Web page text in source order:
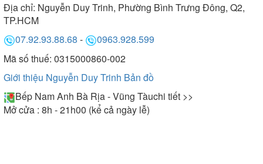
Địa chỉ: Nguyễn Duy Trinh, Phường Bình Trưng Đông, Q2,
TP.HCM
07.92.93.88.68 -
0963.928.599
Mã số thuế: 0315000860-002
Giới thiệu Nguyễn Duy Trinh Bản đồ
Bếp Nam Anh Bà Rịa - Vũng Tàuchi tiết >>
Mở cửa : 8h - 21h00 (kể cả ngày lễ)